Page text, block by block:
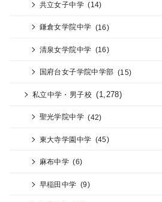
共立女子中学 (14)
鎌倉女学院中学 (16)
清泉女学院中学 (16)
国府台女子学院中学部 (15)
私立中学・男子校 (1,278)
聖光学院中学 (42)
東大寺学園中学 (45)
麻布中学 (6)
早稲田中学 (9)